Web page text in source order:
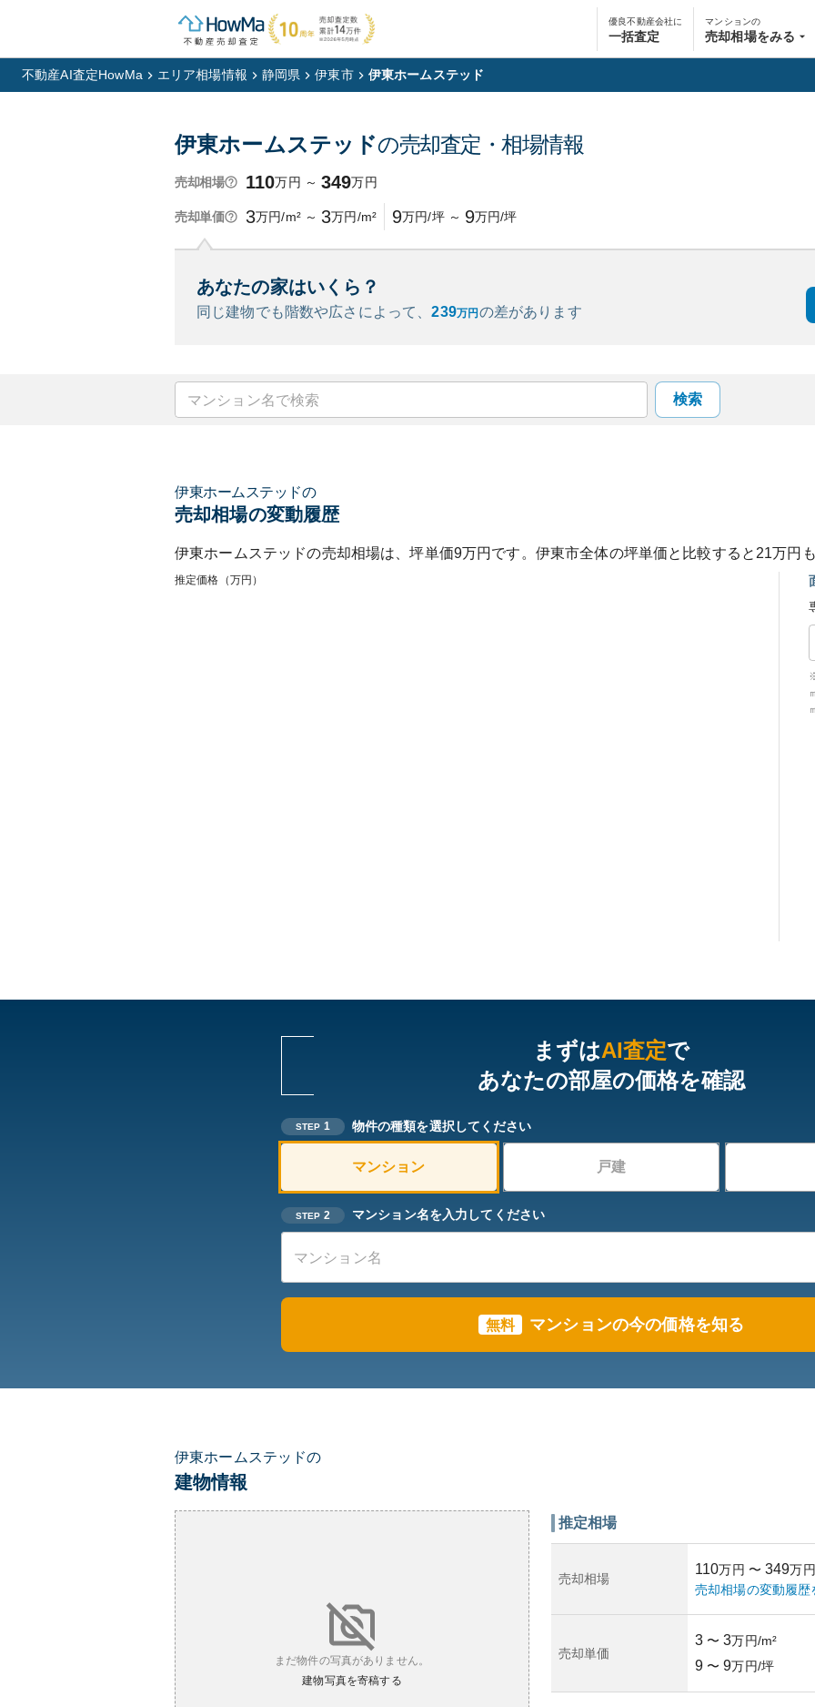
優良不動産会社に
一括査定
マンションの
売却相場をみる
不動産AI査定HowMa エリア相場情報 静岡県 伊東市 伊東ホームステッド
伊東ホームステッドの売却査定・相場情報
売却相場 110万円 ～ 349万円
売却単価 3万円/m² ～ 3万円/m² 9万円/坪 ～ 9万円/坪
あなたの家はいくら？
同じ建物でも階数や広さによって、239万円 の差があります
検索
伊東ホームステッドの
売却相場の変動履歴
伊東ホームステッドの売却相場は、坪単価9万円です。 伊東市全体の坪単価と比較すると 21万円
推定価格（万円）
まずはAI査定で
あなたの部屋の価格を確認
STEP 1 物件の種類を選択してください
マンション 戸建
STEP 2 マンション名を入力してください
無料 マンションの今の価格を知る
伊東ホームステッドの
建物情報
まだ物件の写真がありません。
建物写真を寄稿する
推定相場
売却相場
110万円 〜 349万円
売却相場の変動履歴
売却単価
3 〜 3万円/m²
9 〜 9万円/坪